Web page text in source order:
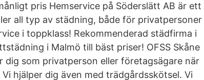
pris Hemservice på Söderslätt AB är ett
all typ av städning, både för privatpersoner
i toppklass! Rekommenderad städfirma i
i Malmö till bäst priser! OFSS Skåne
som privatperson eller företagsägare när
hjälper dig även med trädgårdsskötsel. Vi